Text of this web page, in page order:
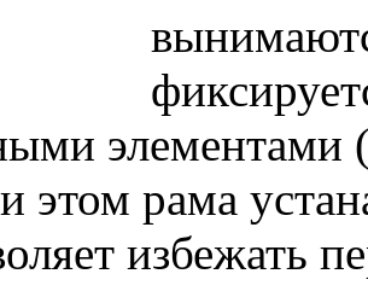
элементами
этом рама
избежать